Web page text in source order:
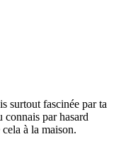
surtout fascinée par ta
connais par hasard
cela à la maison.